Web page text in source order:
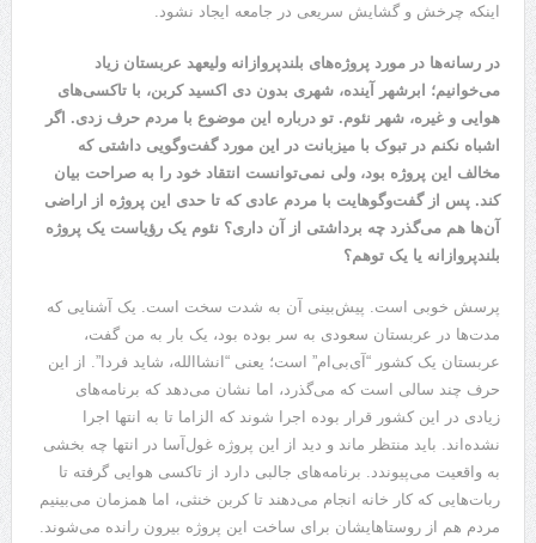
اینکه چرخش و گشایش سریعی در جامعه ایجاد نشود.
در رسانه‌ها در مورد پروژه‌های بلندپروازانه ولیعهد عربستان زیاد
می‌خوانیم؛ ابرشهر آینده، شهری بدون دی اکسید کربن، با تاکسی‌های
هوایی و غیره، شهر نئوم. تو درباره این موضوع با مردم حرف زدی. اگر
اشباه نکنم در تبوک با میزبانت در این مورد گفت‌وگویی داشتی که
مخالف این پروژه بود، ولی نمی‌توانست انتقاد خود را به صراحت بیان
کند. پس از گفت‌وگوهایت با مردم عادی که تا حدی این پروژه از اراضی
آن‌ها هم می‌گذرد چه برداشتی از آن داری؟ نئوم یک رؤیاست یک پروژه
بلندپروازانه یا یک توهم؟
پرسش خوبی است. پیش‌بینی آن به شدت سخت است. یک آشنایی که
مدت‌ها در عربستان سعودی به سر بوده بود، یک بار به من گفت،
عربستان یک کشور “آی‌بی‌ام” است؛ یعنی “انشاالله، شاید فردا”. از این
حرف چند سالی است که می‌گذرد، اما نشان می‌دهد که برنامه‌های
زیادی در این کشور قرار بوده اجرا شوند که الزاما تا به انتها اجرا
نشده‌اند. باید منتظر ماند و دید از این پروژه غول‌آسا در انتها چه بخشی
به واقعیت می‌پیوندد. برنامه‌های جالبی دارد از تاکسی هوایی گرفته تا
ربات‌هایی که کار خانه انجام می‌دهند تا کربن خنثی، اما همزمان می‌بینیم
مردم هم از روستاهایشان برای ساخت این پروژه بیرون رانده می‌شوند.